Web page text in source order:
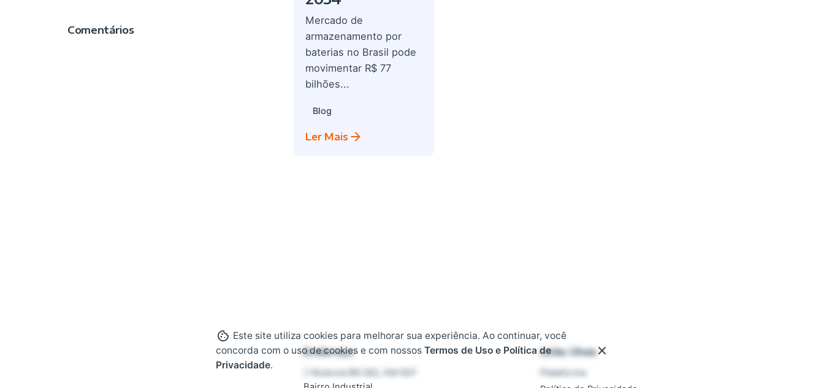
Comentários
Mercado de
armazenamento por
baterias no Brasil pode
movimentar R$ 77
bilhões...
Blog
Ler Mais
Endereço
Rodovia BR 282, KM 607
Links Úteis
Plataforma
Este site utiliza cookies para melhorar sua experiência. Ao continuar, você
concorda com o uso de cookies e com nossos Termos de Uso e Política de
Privacidade.